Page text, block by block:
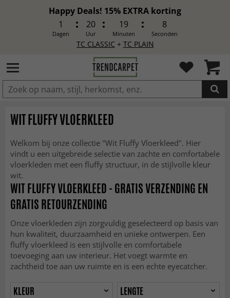
Happy Deals! 15% EXTRA korting
1
Dagen
20
Uur
19
Minuten
6
Seconden
TC CLASSIC + TC PLAIN
IN DE WINKELWAGEN GELEGD
WIT FLUFFY VLOERKLEED
Welkom bij onze collectie "Wit Fluffy Vloerkleed". Hier
vindt u een uitgebreide selectie van zachte en comfortabele
vloerkleden met een fluffy structuur, in de stijlvolle kleur
wit.
WIT FLUFFY VLOERKLEED - GRATIS VERZENDING EN
GRATIS RETOURZENDING
Onze vloerkleden zijn zorgvuldig geselecteerd op basis van
hun kwaliteit, duurzaamheid en unieke ontwerpen. Een
fluffy vloerkleed is een stijlvolle en comfortabele
toevoeging aan uw interieur. Het voegt warmte en
zachtheid toe aan uw ruimte en is een echte eyecatcher.
KLEUR
LENGTE